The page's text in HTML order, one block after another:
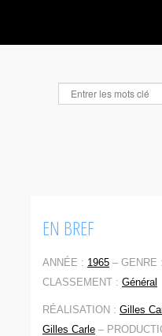
EN BREF
ANNÉE : 1965 – GENRE :
CLASSEMENT : Général
RÉALISATION : Gilles
Gilles Carle –